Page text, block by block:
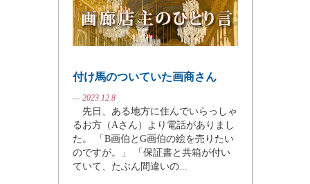
付け馬のついていた画商さん
— 2023.12.8
先日、ある地方に住んでいらっしゃ
るお方（Aさん）より電話がありまし
た。 「B画伯とG画伯の絵を売りたい
のですが。」 「保証書と共箱が付い
ていて、たぶん間違いの...